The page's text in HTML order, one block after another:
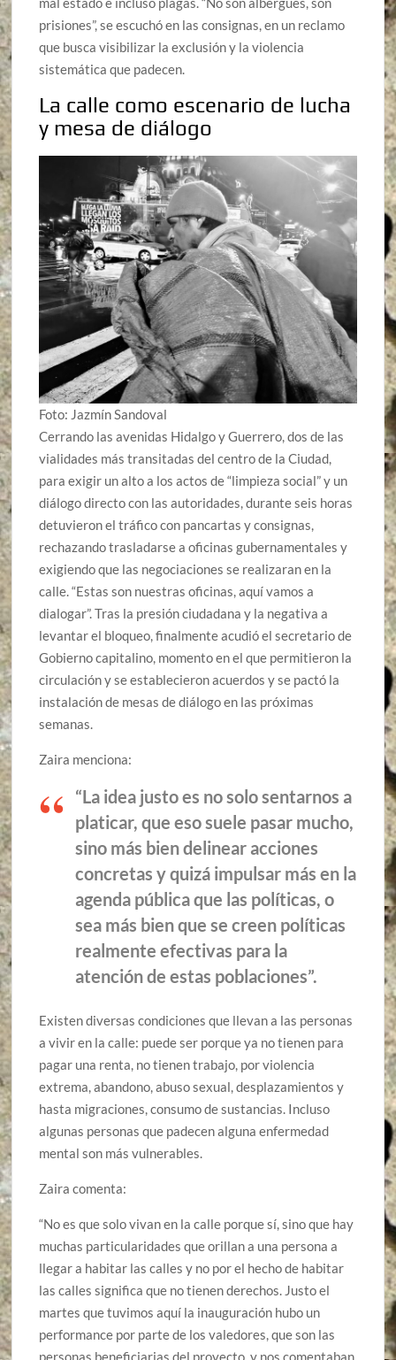
prisiones”, se escuchó en las consignas, en un reclamo
que busca visibilizar la exclusión y la violencia
sistemática que padecen.
La calle como escenario de lucha
y mesa de diálogo
Foto: Jazmín Sandoval
Cerrando las avenidas Hidalgo y Guerrero, dos de las
vialidades más transitadas del centro de la Ciudad,
para exigir un alto a los actos de “limpieza social” y un
diálogo directo con las autoridades, durante seis horas
detuvieron el tráfico con pancartas y consignas,
rechazando trasladarse a oficinas gubernamentales y
exigiendo que las negociaciones se realizaran en la
calle. “Estas son nuestras oficinas, aquí vamos a
dialogar”. Tras la presión ciudadana y la negativa a
levantar el bloqueo, finalmente acudió el secretario de
Gobierno capitalino, momento en el que permitieron la
circulación y se establecieron acuerdos y se pactó la
instalación de mesas de diálogo en las próximas
semanas.
Zaira menciona:
“La idea justo es no solo sentarnos a
platicar, que eso suele pasar mucho,
sino más bien delinear acciones
concretas y quizá impulsar más en la
agenda pública que las políticas, o
sea más bien que se creen políticas
realmente efectivas para la
atención de estas poblaciones”.
Existen diversas condiciones que llevan a las personas
a vivir en la calle: puede ser porque ya no tienen para
pagar una renta, no tienen trabajo, por violencia
extrema, abandono, abuso sexual, desplazamientos y
hasta migraciones, consumo de sustancias. Incluso
algunas personas que padecen alguna enfermedad
mental son más vulnerables.
Zaira comenta:
“No es que solo vivan en la calle porque sí, sino que hay
muchas particularidades que orillan a una persona a
llegar a habitar las calles y no por el hecho de habitar
las calles significa que no tienen derechos. Justo el
martes que tuvimos aquí la inauguración hubo un
performance por parte de los valedores, que son las
personas beneficiarias del proyecto, y nos comentaban